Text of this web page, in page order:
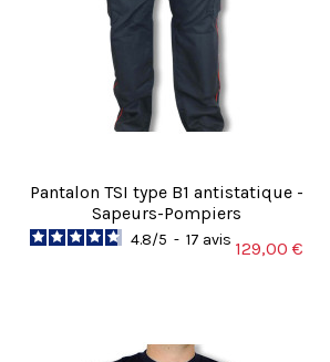
Pantalon TSI type B1 antistatique -
Sapeurs-Pompiers
4.8/5 - 17 avis 129,00 €